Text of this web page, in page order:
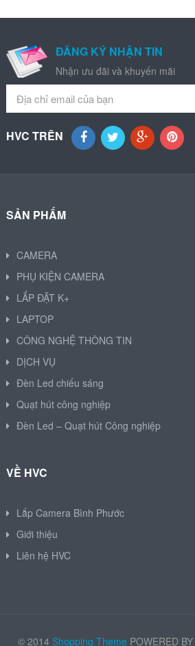
ĐĂNG KÝ NHẬN TIN
Nhận ưu đãi và khuyến mãi
HVC TRÊN
SẢN PHẨM
CAMERA
PHỤ KIỆN CAMERA
LẮP ĐẶT K+
LAPTOP
CÔNG NGHỆ THÔNG TIN
DỊCH VỤ
Đèn Led chiếu sáng
Quạt hút công nghiệp
Đèn Led – Quạt hút Công nghiệp
VỀ HVC
Lắp Camera Bình Phước
Giới thiệu
Liên hệ HVC
© 2014 Shopping Theme POWERED BY